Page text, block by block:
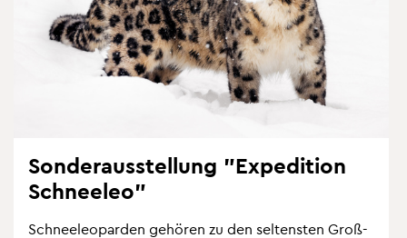
Son­der­aus­stel­lung "Ex­pe­di­ti­on
Schnee­leo"
Schnee­leo­par­den ge­hö­ren zu den sel­tens­ten Gro­ß­